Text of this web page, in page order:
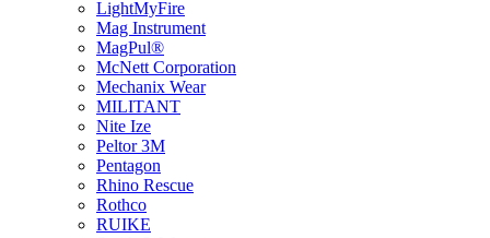
LightMyFire
Mag Instrument
MagPul®
McNett Corporation
Mechanix Wear
MILITANT
Nite Ize
Peltor 3M
Pentagon
Rhino Rescue
Rothco
RUIKE